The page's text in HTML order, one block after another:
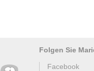
Folgen Sie
Facebook